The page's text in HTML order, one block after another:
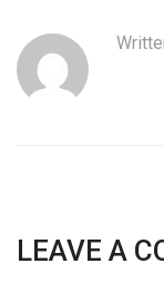
LEAVE A